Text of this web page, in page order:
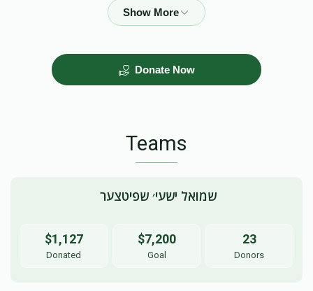
Donate Now
Teams
שמואל ישעי׳ שפיטצער
$1,127
Donated
$7,200
Goal
23
Donors